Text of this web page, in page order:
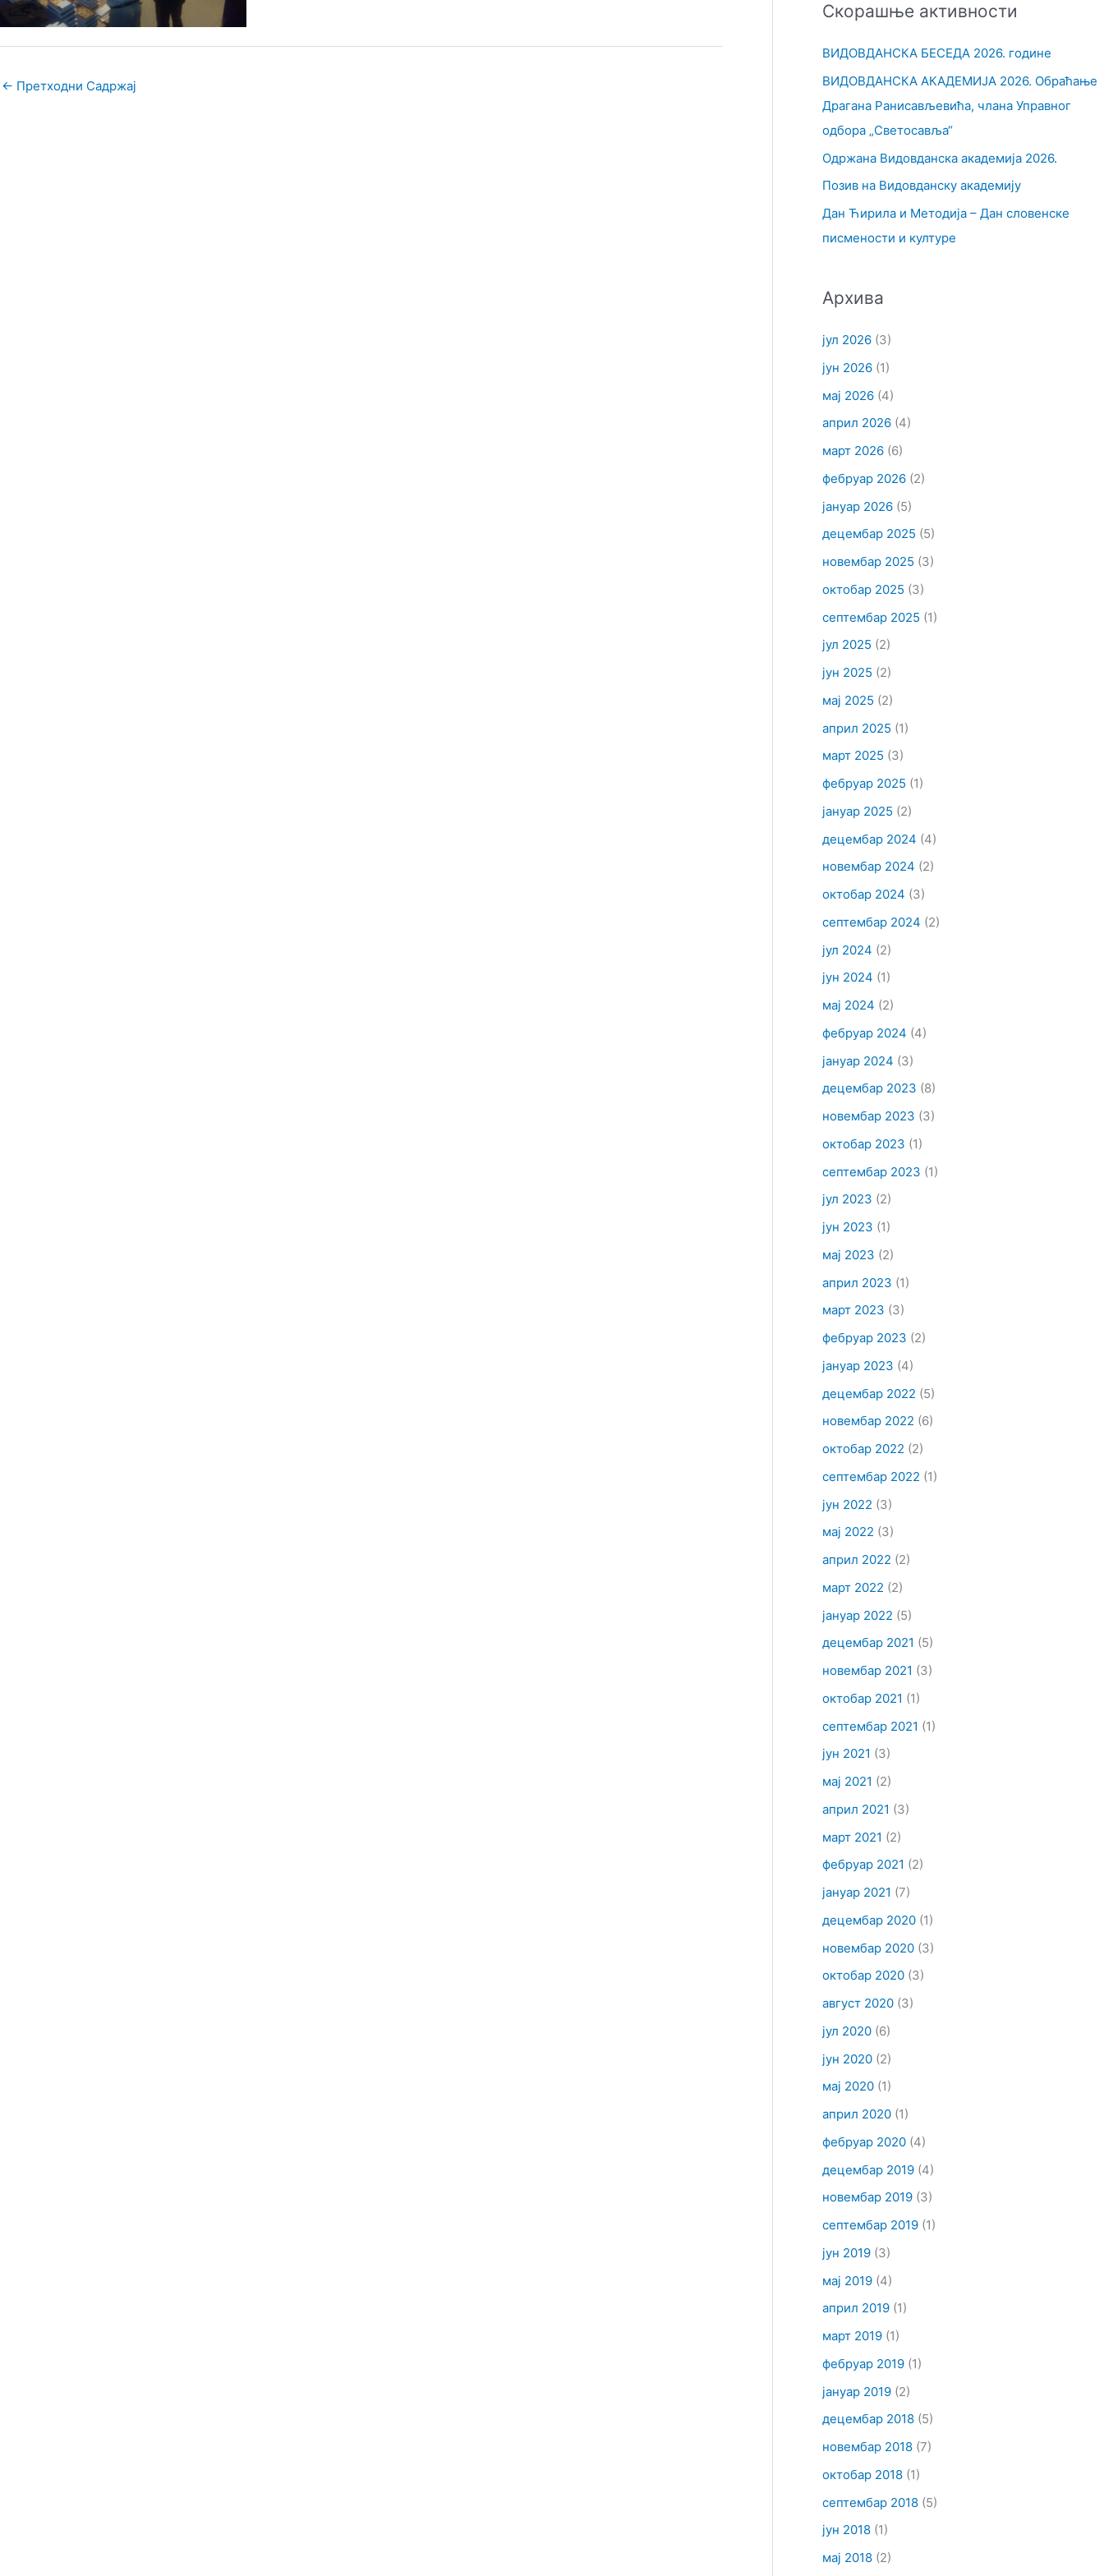
← Претходни Садржај
т
р
а
:
Скорашње активности
ВИДОВДАНСКА БЕСЕДА 2026. године
ВИДОВДАНСКА АКАДЕМИЈА 2026. Обраћање
Драгана Ранисављевића, члана Управног
одбора „Светосавља“
Одржана Видовданска академија 2026.
Позив на Видовданску академију
Дан Ћирила и Методија – Дан словенске
писмености и културе
Архива
јул 2026(3)
јун 2026(1)
мај 2026(4)
април 2026(4)
март 2026(6)
фебруар 2026(2)
јануар 2026(5)
децембар 2025 (5)
новембар 2025 (3)
октобар 2025 (3)
септембар 2025 (1)
јул 2025 (2)
јун 2025 (2)
мај 2025 (2)
април 2025 (1)
март 2025 (3)
фебруар 2025 (1)
јануар 2025 (2)
децембар 2024 (4)
новембар 2024 (2)
октобар 2024 (3)
септембар 2024 (2)
јул 2024 (2)
јун 2024 (1)
мај 2024 (2)
фебруар 2024 (4)
јануар 2024 (3)
децембар 2023 (8)
новембар 2023 (3)
октобар 2023 (1)
септембар 2023 (1)
јул 2023 (2)
јун 2023 (1)
мај 2023 (2)
април 2023 (1)
март 2023 (3)
фебруар 2023 (2)
јануар 2023 (4)
децембар 2022 (5)
новембар 2022 (6)
октобар 2022 (2)
септембар 2022 (1)
јун 2022 (3)
мај 2022 (3)
април 2022 (2)
март 2022 (2)
јануар 2022 (5)
децембар 2021 (5)
новембар 2021 (3)
октобар 2021 (1)
септембар 2021 (1)
јун 2021 (3)
мај 2021 (2)
април 2021 (3)
март 2021 (2)
фебруар 2021 (2)
јануар 2021 (7)
децембар 2020(1)
новембар 2020(3)
октобар 2020(3)
август 2020(3)
јул 2020(6)
јун 2020(2)
мај 2020(1)
април 2020(1)
фебруар 2020(4)
децембар 2019(4)
новембар 2019(3)
септембар 2019(1)
јун 2019(3)
мај 2019(4)
април 2019(1)
март 2019(1)
фебруар 2019(1)
јануар 2019(2)
децембар 2018(5)
новембар 2018(7)
октобар 2018(1)
септембар 2018(5)
јун 2018(1)
мај 2018(2)